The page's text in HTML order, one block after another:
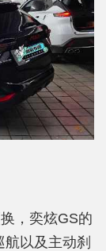
，奕炫GS的
以及主动刹